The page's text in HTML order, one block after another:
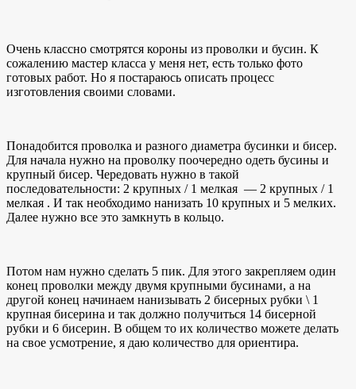
Очень классно смотрятся короны из проволки и бусин. К
сожалению мастер класса у меня нет, есть только фото
готовых работ. Но я постараюсь описать процесс
изготовления своими словами.
Понадобится проволка и разного диаметра бусинки и бисер.
Для начала нужно на проволку поочередно одеть бусины и
крупный бисер. Чередовать нужно в такой
последовательности: 2 крупных / 1 мелкая — 2 крупных / 1
мелкая . И так необходимо нанизать 10 крупных и 5 мелких.
Далее нужно все это замкнуть в кольцо.
Потом нам нужно сделать 5 пик. Для этого закрепляем один
конец проволки между двумя крупными бусинами, а на
другой конец начинаем нанизывать 2 бисерных рубки \ 1
крупная бисерина и так должно получиться 14 бисерной
рубки и 6 бисерин. В общем то их количество можете делать
на свое усмотрение, я даю количество для ориентира.